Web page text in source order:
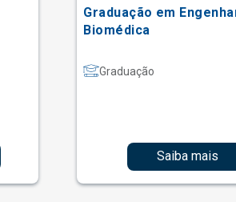
Graduação em
Biomédica
Graduação
Saiba mais